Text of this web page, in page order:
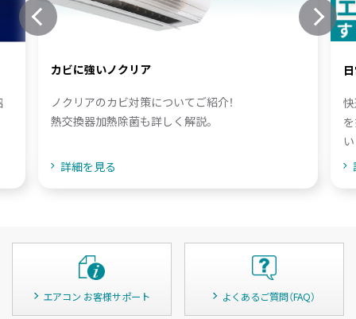
カビに強いノクリア
ノクリアのカビ対策についてご紹介！
熱交換器加熱除菌も詳しく解説。
詳細を見る
エアコン お客様サポート よくあるご質問（FAQ）